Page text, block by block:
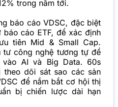
trong năm tới.
báo cáo VDSC, đặc biệt
cáo ETF, để xác định
tiên Mid & Small Cap.
tư công nghệ tương tự để
AI và Big Data. 60s
theo dõi sát sao các sản
để nắm bắt cơ hội thị
bị chiến lược dài hạn